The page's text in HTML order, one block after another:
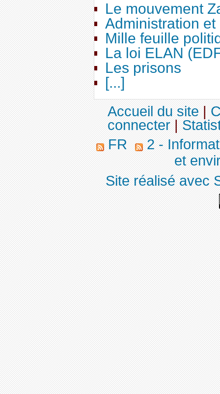
Le mouvement
Administration
Mille feuille
La loi ELAN
Les prisons
[...]
Accueil du site|
connecter|
FR
2 -
et
Site réalisé avec